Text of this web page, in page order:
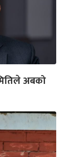
अबको